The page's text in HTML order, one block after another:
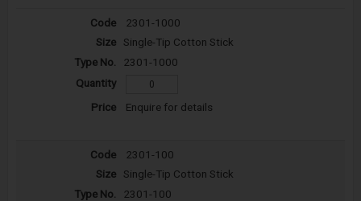
2301-1000
Single-Tip Cotton Stick
2301-1000
Enquire for details
2301-100
Single-Tip Cotton Stick
2301-100